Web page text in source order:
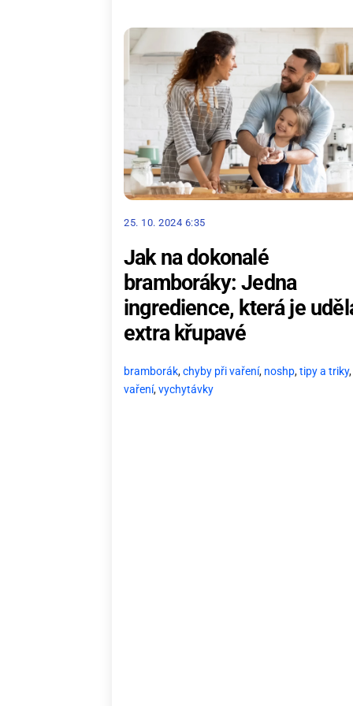
25. 10. 2024 6:35
Jak na dokonalé
bramboráky: Jedna
ingredience, která je
extra křupavé
bramborák,chyby při vaření, noshp,tipy a triky,
vaření,vychytávky